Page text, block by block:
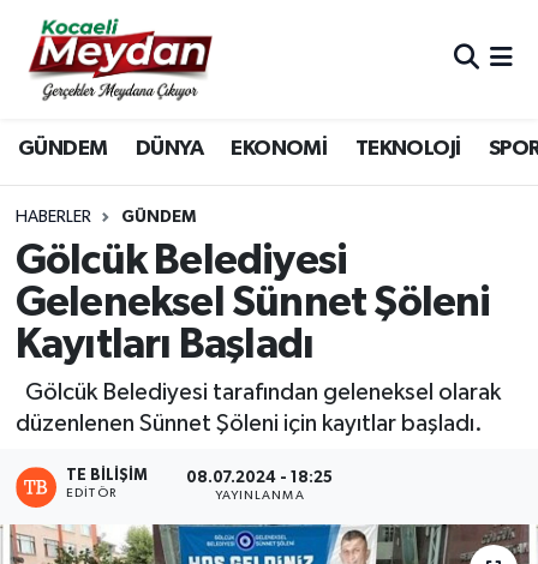
GÜNDEM DÜNYA EKONOMİ TEKNOLOJİ
HABERLER GÜNDEM
Gölcük Belediyesi
Geleneksel Sünnet Şöleni
Kayıtları Başladı
Gölcük Belediyesi tarafından geleneksel olarak
düzenlenen Sünnet Şöleni için kayıtlar başladı.
TE BILIŞIM
EDITÖR
08.07.2024 - 18:25
YAYINLANMA
Nöbetçi Eczaneler
Hava Durumu
Trafik Durumu
Süper Lig Puan Durumu ve Fikstür
Tüm Manşetler
Son Dakika Haberleri